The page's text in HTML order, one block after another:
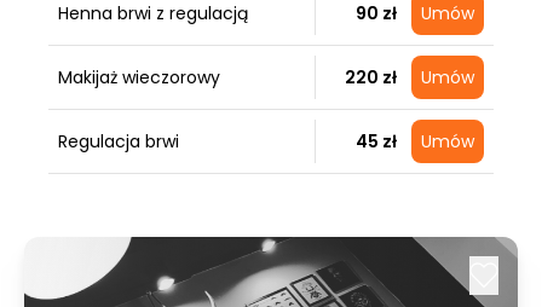
Henna brwi z regulacją 90 zł Umów
Makijaż wieczorowy 220 zł Umów
Regulacja brwi 45 zł Umów